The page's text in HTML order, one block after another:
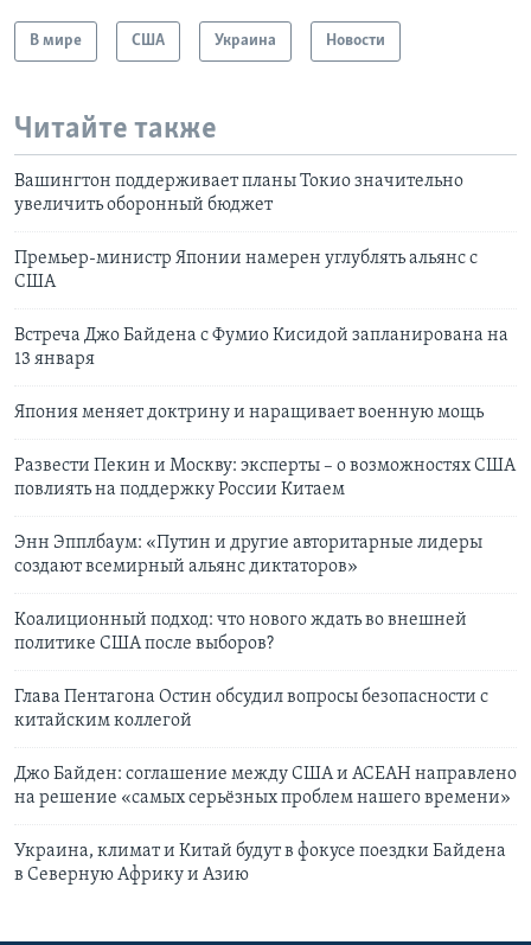
В мире США Украина Новости
Читайте также
Вашингтон поддерживает планы Токио значительно
увеличить оборонный бюджет
Премьер-министр Японии намерен углублять альянс с
США
Встреча Джо Байдена с Фумио Кисидой запланирована на
13 января
Япония меняет доктрину и наращивает военную мощь
Развести Пекин и Москву: эксперты – о возможностях США
повлиять на поддержку России Китаем
Энн Эпплбаум: «Путин и другие авторитарные лидеры
создают всемирный альянс диктаторов»
Коалиционный подход: что нового ждать во внешней
политике США после выборов?
Глава Пентагона Остин обсудил вопросы безопасности с
китайским коллегой
Джо Байден: соглашение между США и АСЕАН направлено
на решение «самых серьёзных проблем нашего времени»
Украина, климат и Китай будут в фокусе поездки Байдена
в Северную Африку и Азию